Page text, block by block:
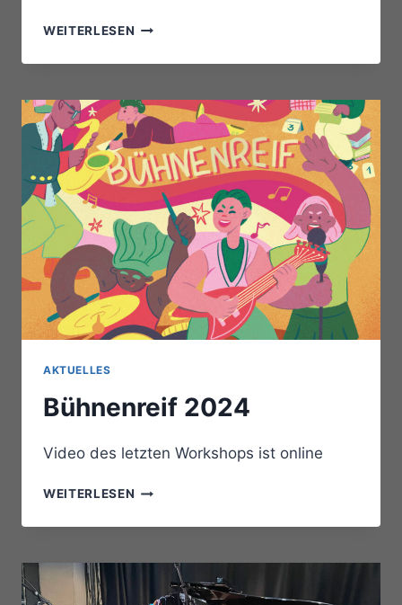
WEITERLESEN SPENDENKAMPAGNE
ERFOLG
DANKE
EUCH
ALLEN!!
AKTUELLES
Bühnenreif 2024
Video des letzten Workshops ist online
WEITERLESEN BÜHNENREIF